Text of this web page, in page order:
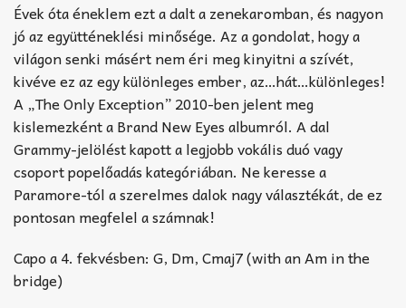
Évek óta éneklem ezt a dalt a zenekaromban, és nagyon
jó az együtténeklési minősége. Az a gondolat, hogy a
világon senki másért nem éri meg kinyitni a szívét,
kivéve ez az egy különleges ember, az…hát…különleges!
A „The Only Exception” 2010-ben jelent meg
kislemezként a Brand New Eyes albumról. A dal
Grammy-jelölést kapott a legjobb vokális duó vagy
csoport popelőadás kategóriában. Ne keresse a
Paramore-tól a szerelmes dalok nagy választékát, de ez
pontosan megfelel a számnak!
Capo a 4. fekvésben: G, Dm, Cmaj7 (with an Am in the
bridge)